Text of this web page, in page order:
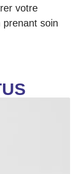
votre
prenant soin